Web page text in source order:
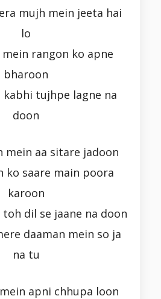
mujh mein jeeta hai
lo
rangon ko apne
bharoon
kabhi tujhpe lagne na
doon
mein aa sitare jadoon
ko saare main poora
karoon
toh dil se jaane na doon
daaman mein so ja
na tu
apni chhupa loon